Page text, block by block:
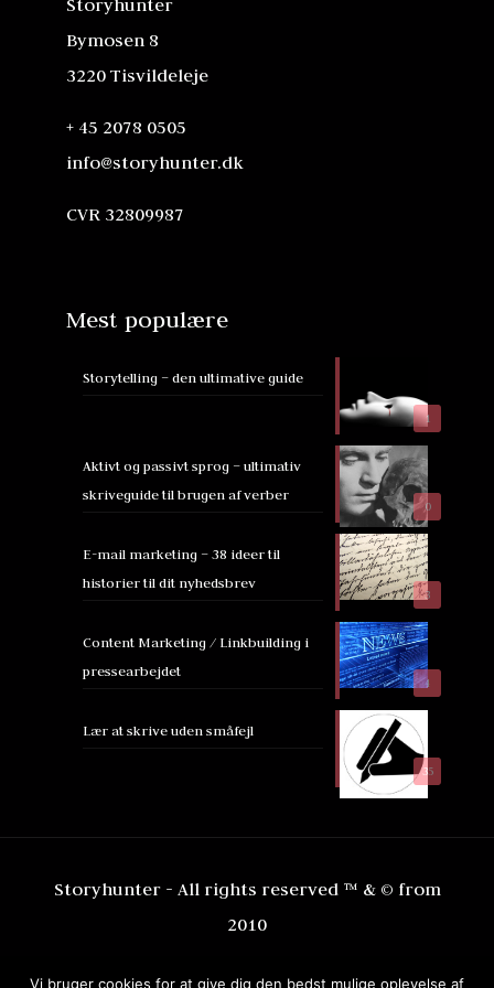
Storyhunter
Bymosen 8
3220 Tisvildeleje
+ 45 2078 0505
info@storyhunter.dk
CVR 32809987
Mest populære
1
Storytelling – den ultimative guide
0
Aktivt og passivt sprog – ultimativ
skriveguide til brugen af verber
3
E-mail marketing – 38 ideer til
historier til dit nyhedsbrev
4
Content Marketing / Linkbuilding i
pressearbejdet
35
Lær at skrive uden småfejl
Storyhunter - All rights reserved ™ & © from
2010
Vi bruger cookies for at give dig den bedst mulige oplevelse af